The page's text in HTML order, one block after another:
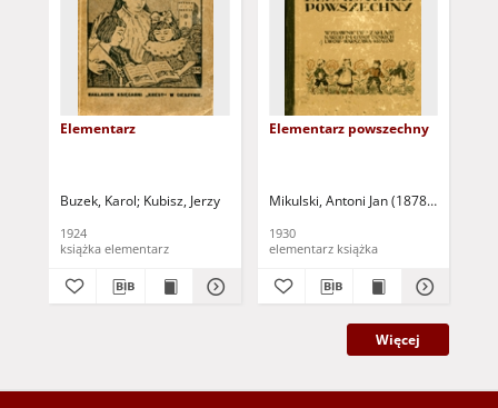
Elementarz
Buzek, Karol Kubisz, Jerzy
1924
książka elementarz
Elementarz powszechny
Mikulski, Antoni Jan (1878-1951)
1930
elementarz książka
Więcej